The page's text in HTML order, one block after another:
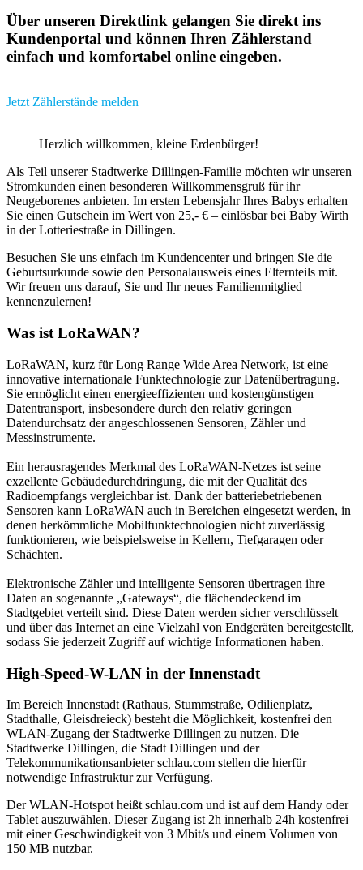
Über unseren Direktlink gelangen Sie direkt ins
Kundenportal und können Ihren Zählerstand
einfach und komfortabel online eingeben.
Jetzt Zählerstände melden
Herzlich willkommen, kleine Erdenbürger!​
Als Teil unserer Stadtwerke Dillingen-Familie möchten wir unseren
Stromkunden einen besonderen Willkommensgruß für ihr
Neugeborenes anbieten. Im ersten Lebensjahr Ihres Babys erhalten
Sie einen Gutschein im Wert von 25,- € – einlösbar bei Baby Wirth
in der Lotteriestraße in Dillingen.
Besuchen Sie uns einfach im Kundencenter und bringen Sie die
Geburtsurkunde sowie den Personalausweis eines Elternteils mit.
Wir freuen uns darauf, Sie und Ihr neues Familienmitglied
kennenzulernen!
Was ist LoRaWAN?
LoRaWAN, kurz für Long Range Wide Area Network, ist eine
innovative internationale Funktechnologie zur Datenübertragung.
Sie ermöglicht einen energieeffizienten und kostengünstigen
Datentransport, insbesondere durch den relativ geringen
Datendurchsatz der angeschlossenen Sensoren, Zähler und
Messinstrumente.
Ein herausragendes Merkmal des LoRaWAN-Netzes ist seine
exzellente Gebäudedurchdringung, die mit der Qualität des
Radioempfangs vergleichbar ist. Dank der batteriebetriebenen
Sensoren kann LoRaWAN auch in Bereichen eingesetzt werden, in
denen herkömmliche Mobilfunktechnologien nicht zuverlässig
funktionieren, wie beispielsweise in Kellern, Tiefgaragen oder
Schächten.
Elektronische Zähler und intelligente Sensoren übertragen ihre
Daten an sogenannte „Gateways“, die flächendeckend im
Stadtgebiet verteilt sind. Diese Daten werden sicher verschlüsselt
und über das Internet an eine Vielzahl von Endgeräten bereitgestellt,
sodass Sie jederzeit Zugriff auf wichtige Informationen haben.
High-Speed-W-LAN in der Innenstadt
Im Bereich Innenstadt (Rathaus, Stummstraße, Odilienplatz,
Stadthalle, Gleisdreieck) besteht die Möglichkeit, kostenfrei den
WLAN-Zugang der Stadtwerke Dillingen zu nutzen. Die
Stadtwerke Dillingen, die Stadt Dillingen und der
Telekommunikationsanbieter schlau.com stellen die hierfür
notwendige Infrastruktur zur Verfügung.
Der WLAN-Hotspot heißt schlau.com und ist auf dem Handy oder
Tablet auszuwählen. Dieser Zugang ist 2h innerhalb 24h kostenfrei
mit einer Geschwindigkeit von 3 Mbit/s und einem Volumen von
150 MB nutzbar.